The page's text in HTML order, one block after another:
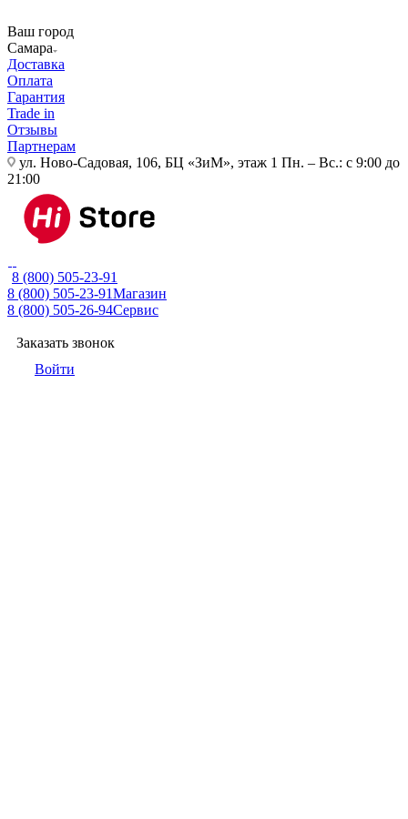
Ваш город
Самара
Доставка
Оплата
Гарантия
Trade in
Отзывы
Партнерам
ул. Ново-Садовая, 106, БЦ «ЗиМ», этаж 1 Пн. – Вс.: с 9:00 до
21:00
8 (800) 505-23-91
8 (800) 505-23-91Магазин
8 (800) 505-26-94Сервис
Заказать звонок
Войти